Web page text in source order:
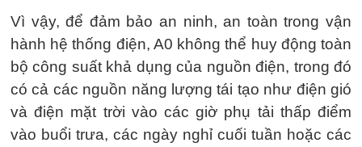
Vì vậy, để đảm bảo an ninh, an toàn trong vận
hành hệ thống điện, A0 không thể huy động toàn
bộ công suất khả dụng của nguồn điện, trong đó
có cả các nguồn năng lượng tái tạo như điện gió
và điện mặt trời vào các giờ phụ tải thấp điểm
vào buổi trưa, các ngày nghỉ cuối tuần hoặc các